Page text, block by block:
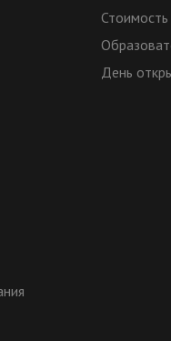
День